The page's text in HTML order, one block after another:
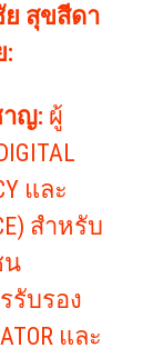
สุขสีดา
:
ญ: ผู้
และ
สำหรับ
น
รับรอง
และ